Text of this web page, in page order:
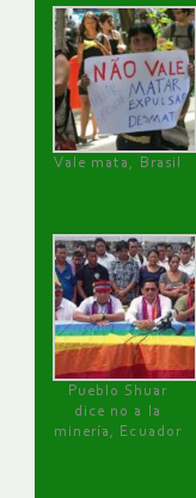
Vale mata, Brasil
Pueblo Shuar
dice no a la
minería, Ecuador